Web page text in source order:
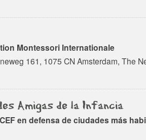
Montessori Internationale
161, 1075 CN Amsterdam, The
Amigas de la Infancia
en defensa de ciudades más